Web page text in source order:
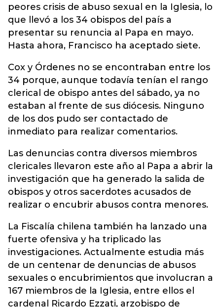
peores crisis de abuso sexual en la Iglesia, lo
que llevó a los 34 obispos del país a
presentar su renuncia al Papa en mayo.
Hasta ahora, Francisco ha aceptado siete.
Cox y Órdenes no se encontraban entre los
34 porque, aunque todavía tenían el rango
clerical de obispo antes del sábado, ya no
estaban al frente de sus diócesis. Ninguno
de los dos pudo ser contactado de
inmediato para realizar comentarios.
Las denuncias contra diversos miembros
clericales llevaron este año al Papa a abrir la
investigación que ha generado la salida de
obispos y otros sacerdotes acusados de
realizar o encubrir abusos contra menores.
La Fiscalía chilena también ha lanzado una
fuerte ofensiva y ha triplicado las
investigaciones. Actualmente estudia más
de un centenar de denuncias de abusos
sexuales o encubrimientos que involucran a
167 miembros de la Iglesia, entre ellos el
cardenal Ricardo Ezzati, arzobispo de